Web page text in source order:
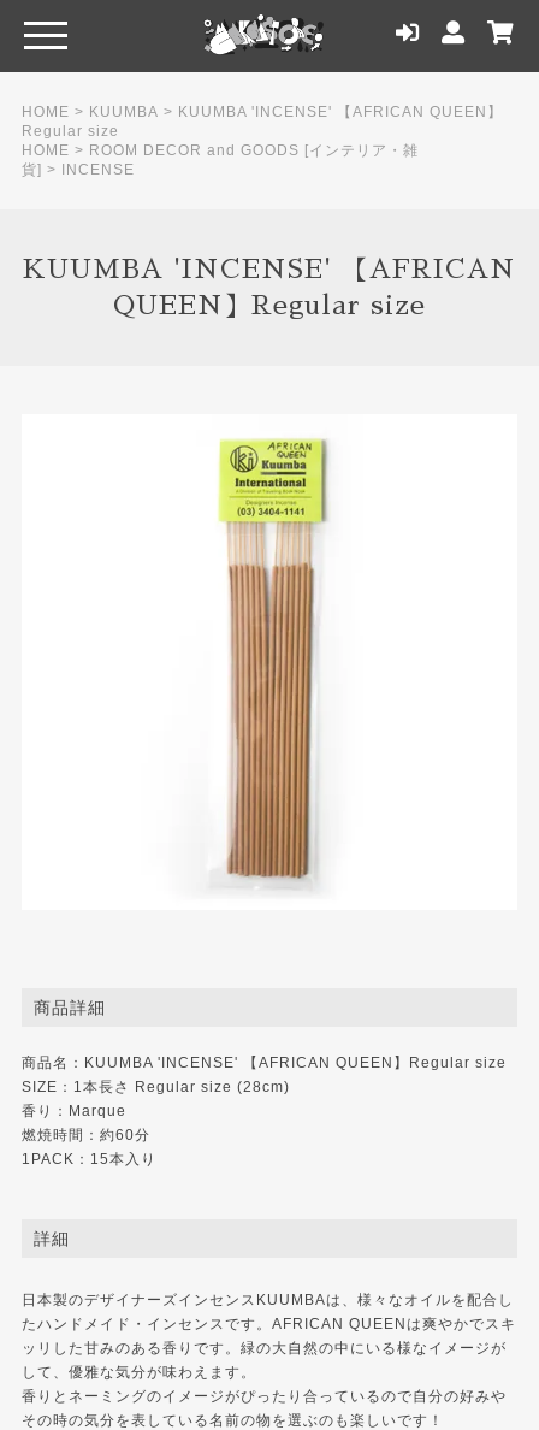
HOME > KUUMBA > KUUMBA 'INCENSE' 【AFRICAN QUEEN】
Regular size
HOME > ROOM DECOR and GOODS [インテリア・雑
貨] > INCENSE
KUUMBA 'INCENSE' 【AFRICAN
QUEEN】Regular size
商品詳細
商品名：KUUMBA 'INCENSE' 【AFRICAN QUEEN】Regular size
SIZE：1本長さ Regular size (28cm)
香り：Marque
燃焼時間：約60分
1PACK：15本入り
詳細
日本製のデザイナーズインセンスKUUMBAは、様々なオイルを配合し
たハンドメイド・インセンスです。AFRICAN QUEENは爽やかでスキ
ッリした甘みのある香りです。緑の大自然の中にいる様なイメージが
して、優雅な気分が味わえます。
香りとネーミングのイメージがぴったり合っているので自分の好みや
その時の気分を表している名前の物を選ぶのも楽しいです！